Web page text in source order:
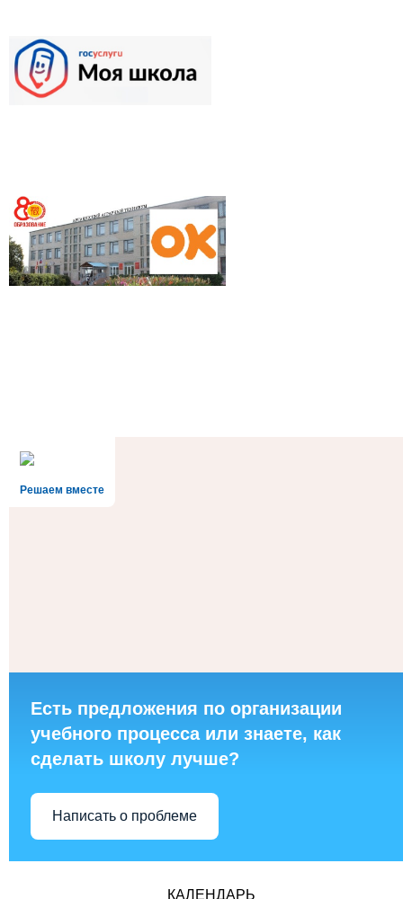
Решаем вместе
Есть предложения по организации
учебного процесса или знаете, как
сделать школу лучше?
Написать о проблеме
КАЛЕНДАРЬ